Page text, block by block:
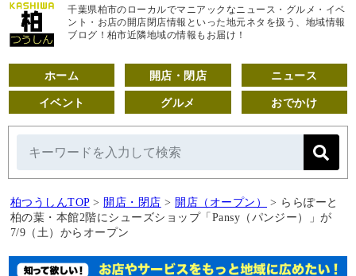
千葉県柏市のローカルでマニアックなニュース・グルメ・イベ
ント・お店の開店閉店情報といった地元ネタを扱う、地域情報
ブログ！柏市近隣地域の情報もお届け！
ホーム 開店・閉店 ニュース
イベント グルメ おでかけ
柏つうしんTOP > 開店・閉店 > 開店（オープン） > ららぽーと
柏の葉・本館2階にシューズショップ「Pansy（パンジー）」が
7/9（土）からオープン